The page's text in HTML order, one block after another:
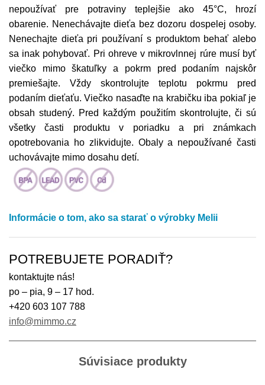
nepoužívať pre potraviny teplejšie ako 45°C, hrozí
obarenie. Nenechávajte dieťa bez dozoru dospelej osoby.
Nenechajte dieťa pri používaní s produktom behať alebo
sa inak pohybovať. Pri ohreve v mikrovlnnej rúre musí byť
viečko mimo škatuľky a pokrm pred podaním najskôr
premiešajte. Vždy skontrolujte teplotu pokrmu pred
podaním dieťaťu. Viečko nasaďte na krabičku iba pokiaľ je
obsah studený. Pred každým použitím skontrolujte, či sú
všetky časti produktu v poriadku a pri známkach
opotrebovania ho zlikvidujte. Obaly a nepoužívané časti
uchovávajte mimo dosahu detí.
Informácie o tom, ako sa starať o výrobky Melii
POTREBUJETE PORADIŤ?
kontaktujte nás!
po – pia, 9 – 17 hod.
+420 603 107 788
info@mimmo.cz
Súvisiace produkty